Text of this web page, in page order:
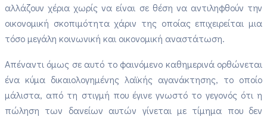
αλλάζουν χέρια χωρίς να είναι σε θέση να αντιληφθούν την
οικονομική σκοπιμότητα χάριν της οποίας επιχειρείται μια
τόσο μεγάλη κοινωνική και οικονομική αναστάτωση.
Απέναντι όμως σε αυτό το φαινόμενο καθημερινά ορθώνεται
ένα κύμα δικαιολογημένης λαϊκής αγανάκτησης, το οποίο
μάλιστα, από τη στιγμή που έγινε γνωστό το γεγονός ότι η
πώληση των δανείων αυτών γίνεται με τίμημα που δεν